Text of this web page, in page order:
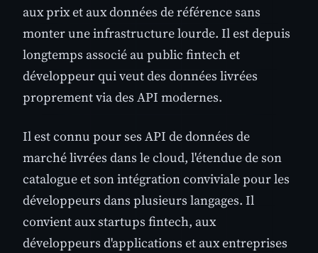
aux prix et aux données de référence sans
monter une infrastructure lourde. Il est depuis
longtemps associé au public fintech et
développeur qui veut des données livrées
proprement via des API modernes.
Il est connu pour ses API de données de
marché livrées dans le cloud, l'étendue de son
catalogue et son intégration conviviale pour les
développeurs dans plusieurs langages. Il
convient aux startups fintech, aux
développeurs d'applications et aux entreprises